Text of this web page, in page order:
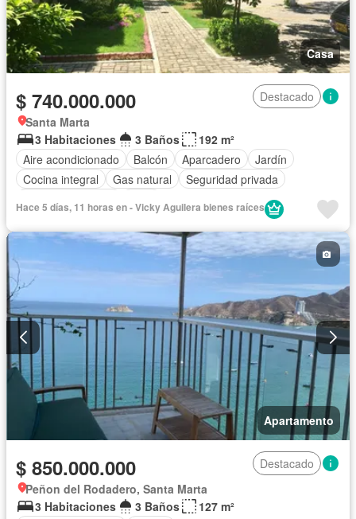
Casa
$ 740.000.000
Destacado
Santa Marta
3 Habitaciones
3 Baños
192 m²
Aire acondicionado
Balcón Aparcadero
Jardín
Cocina integral
Gas natural
Seguridad privada
Hace 5 días, 11 horas en - Vicky Aguilera bienes raíces
Apartamento
$ 850.000.000
Destacado
Peñon del Rodadero, Santa Marta
3 Habitaciones
3 Baños
127 m²